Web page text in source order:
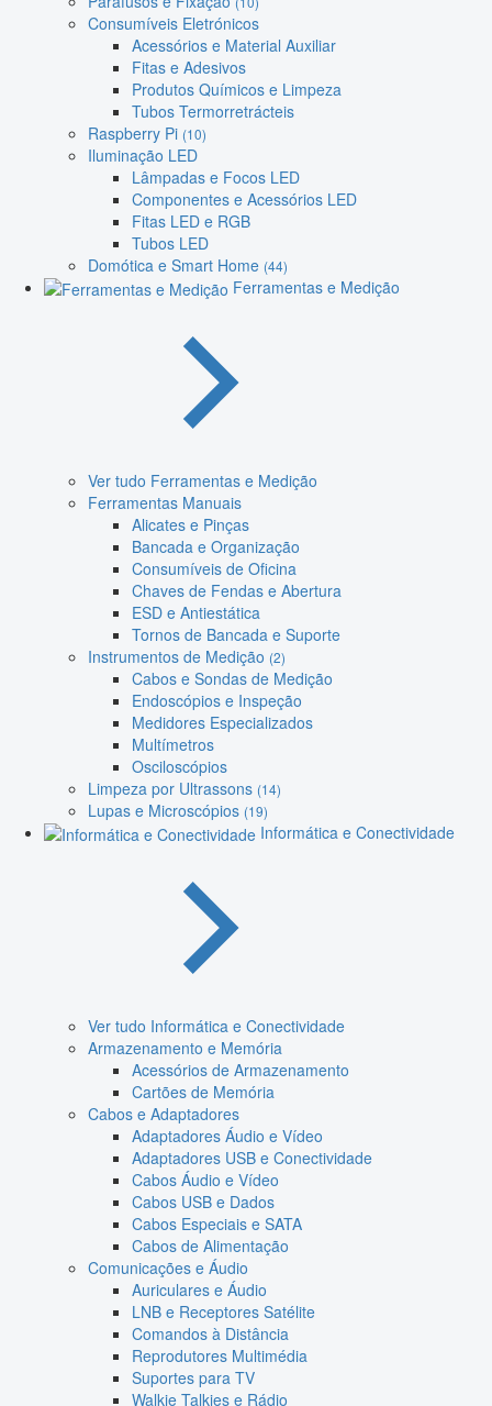
Consumíveis Eletrónicos
Acessórios e Material Auxiliar
Fitas e Adesivos
Produtos Químicos e Limpeza
Tubos Termorretrácteis
Raspberry Pi (10)
Iluminação LED
Lâmpadas e Focos LED
Componentes e Acessórios LED
Fitas LED e RGB
Tubos LED
Domótica e Smart Home (44)
Ferramentas e Medição
Ver tudo Ferramentas e Medição
Ferramentas Manuais
Alicates e Pinças
Bancada e Organização
Consumíveis de Oficina
Chaves de Fendas e Abertura
ESD e Antiestática
Tornos de Bancada e Suporte
Instrumentos de Medição (2)
Cabos e Sondas de Medição
Endoscópios e Inspeção
Medidores Especializados
Multímetros
Osciloscópios
Limpeza por Ultrassons (14)
Lupas e Microscópios (19)
Informática e Conectividade
Ver tudo Informática e Conectividade
Armazenamento e Memória
Acessórios de Armazenamento
Cartões de Memória
Cabos e Adaptadores
Adaptadores Áudio e Vídeo
Adaptadores USB e Conectividade
Cabos Áudio e Vídeo
Cabos USB e Dados
Cabos Especiais e SATA
Cabos de Alimentação
Comunicações e Áudio
Auriculares e Áudio
LNB e Receptores Satélite
Comandos à Distância
Reprodutores Multimédia
Suportes para TV
Walkie Talkies e Rádio